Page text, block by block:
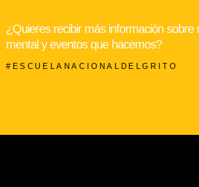
¿Quieres recibir más información sobre
mental y eventos que hacemos?
#ESCUELANACIONALDELGRITO